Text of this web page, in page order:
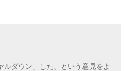
ルダウン」した、という意見をよ